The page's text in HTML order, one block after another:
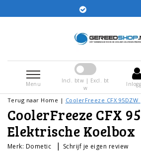
Menu
Incl. btw | Excl. bt
w
Terug naar Home | CoolerFreeze CFX
CoolerFreeze CFX
Elektrische Koelbox
Merk: Dometic | Schrijf je eigen review